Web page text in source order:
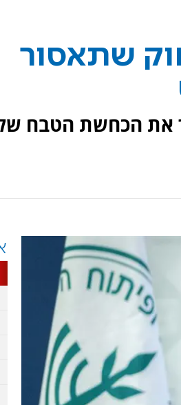
שתאסור
את הכחשת הטבח